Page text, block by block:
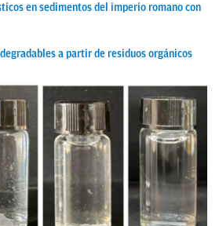
en sedimentos del imperio romano con
a partir de residuos orgánicos